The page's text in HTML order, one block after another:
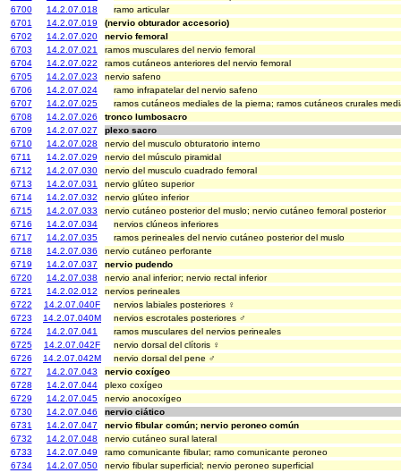
6700
14.2.07.018
ramo articular
6701
14.2.07.019
(nervio obturador accesorio)
6702
14.2.07.020
nervio femoral
6703
14.2.07.021
ramos musculares del nervio femoral
6704
14.2.07.022
ramos cutáneos anteriores del nervio femoral
6705
14.2.07.023
nervio safeno
6706
14.2.07.024
ramo infrapatelar del nervio safeno
6707
14.2.07.025
ramos cutáneos mediales de la pierna; ramos cutáneos crurales
6708
14.2.07.026
tronco lumbosacro
6709
14.2.07.027
plexo sacro
6710
14.2.07.028
nervio del musculo obturatorio interno
6711
14.2.07.029
nervio del músculo piramidal
6712
14.2.07.030
nervio del musculo cuadrado femoral
6713
14.2.07.031
nervio glúteo superior
6714
14.2.07.032
nervio glúteo inferior
6715
14.2.07.033
nervio cutáneo posterior del muslo; nervio cutáneo femoral posterior
6716
14.2.07.034
nervios clúneos inferiores
6717
14.2.07.035
ramos perineales del nervio cutáneo posterior del muslo
6718
14.2.07.036
nervio cutáneo perforante
6719
14.2.07.037
nervio pudendo
6720
14.2.07.038
nervio anal inferior; nervio rectal inferior
6721
14.2.02.012
nervios perineales
6722
14.2.07.040F
nervios labiales posteriores ♀
6723
14.2.07.040M
nervios escrotales posteriores ♂
6724
14.2.07.041
ramos musculares del nervios perineales
6725
14.2.07.042F
nervio dorsal del clítoris ♀
6726
14.2.07.042M
nervio dorsal del pene ♂
6727
14.2.07.043
nervio coxígeo
6728
14.2.07.044
plexo coxígeo
6729
14.2.07.045
nervio anocoxígeo
6730
14.2.07.046
nervio ciático
6731
14.2.07.047
nervio fibular común; nervio peroneo común
6732
14.2.07.048
nervio cutáneo sural lateral
6733
14.2.07.049
ramo comunicante fibular; ramo comunicante peroneo
6734
14.2.07.050
nervio fibular superficial; nervio peroneo superficial